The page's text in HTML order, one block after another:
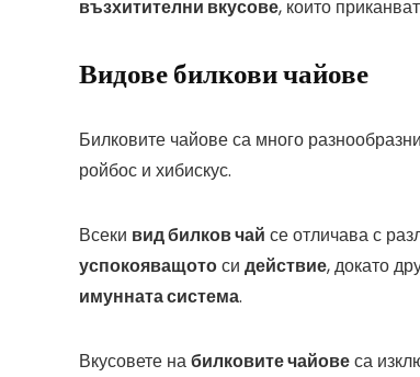
възхитителни вкусове, които
Видове билкови чайове
Билковите чайове са много
ройбос и хибискус.
Всеки вид билков чай се отличава с
успокояващотоси действие, докато
имунната система.
Вкусовете набилковите чайовеса